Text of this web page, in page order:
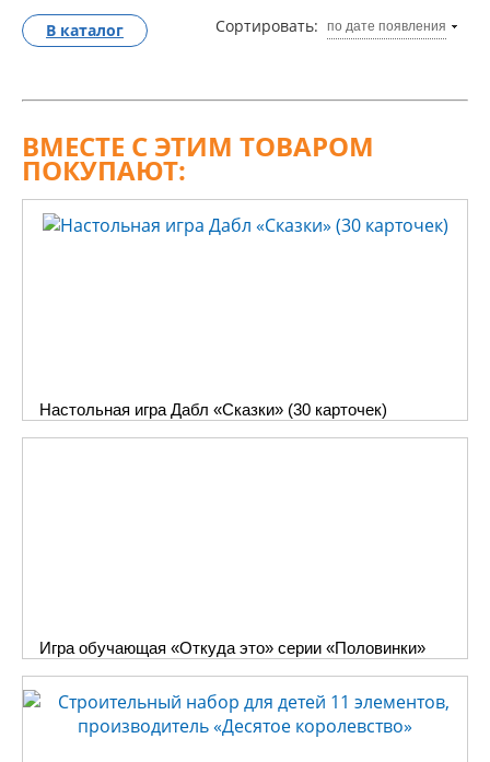
Сортировать: по дате появления
В каталог
ВМЕСТЕ С ЭТИМ ТОВАРОМ
ПОКУПАЮТ:
Настольная игра Дабл «Сказки» (30 карточек)
Игра обучающая «Откуда это» серии «Половинки»